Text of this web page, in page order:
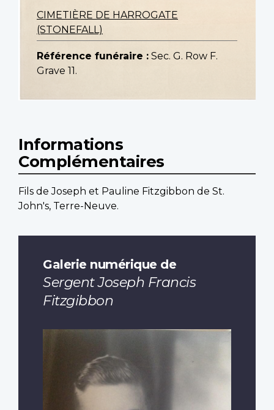
CIMETIÈRE DE HARROGATE
(STONEFALL)
Référence funéraire : Sec. G. Row F.
Grave 11.
Informations
Complémentaires
Fils de Joseph et Pauline Fitzgibbon de St.
John's, Terre-Neuve.
Galerie numérique de
Sergent Joseph Francis
Fitzgibbon